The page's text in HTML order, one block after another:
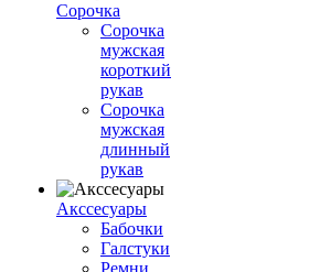
Сорочка
Сорочка
мужская
короткий
рукав
Сорочка
мужская
длинный
рукав
Акссесуары
Бабочки
Галстуки
Ремни